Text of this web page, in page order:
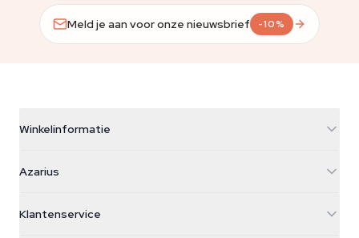
Meld je aan voor onze nieuwsbrief -10%
Winkelinformatie
Galvaniweg 11
Nederland
Azarius
Klantenservice